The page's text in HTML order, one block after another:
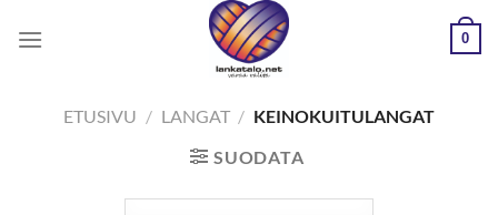
0
ETUSIVU / LANGAT / KEINOKUITULANGAT
SUODATA